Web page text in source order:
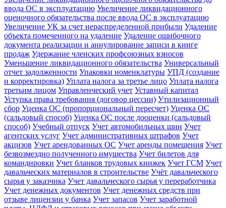
ввода ОС в эксплуатацию Увеличение ликвидационного
оценочного обязательства после ввода ОС в эксплуатацию
Увеличение УК за счет нераспределенной прибыли Удаление
объекта помеченного на удаление Удаление ошибочного
документа реализации и аннулирование записи в книге
продаж Удержание членских профсоюзных взносов
Уменьшение ликвидационного обязательства Универсальный
отчет задолженности Упаковки номенклатуры УПД (создание
и корректировка) Уплата налога за третье лицо Уплата налога
третьим лицом Управленческий учет Уставный капитал
Уступка права требования (договор цессии) Утилизационный
сбор Уценка ОС (пропорциональный пересчет) Уценка ОС
(сальдовый способ) Уценка ОС после дооценки (сальдовый
способ) Учебный отпуск Учет автомобильных шин Учет
агентских услуг Учет административных штрафов Учет
акцизов Учет арендованных ОС Учет аренды помещения Учет
безвозмездно полученного имущества Учет билетов для
командировки Учет бланков трудовых книжек Учет ГСМ Учет
давальческих материалов в строительстве Учёт давальческого
сырья у заказчика Учет давальческого сырья у переработчика
Учет денежных документов Учет денежных средств при
отзыве лицензии у банка Учет запасов Учет заработной